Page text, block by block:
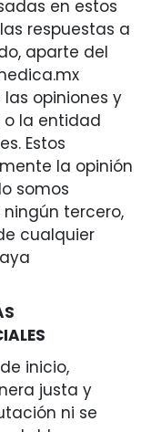
en estos
respuestas a
aparte del
opiniones y
o la entidad
Estos
la opinión
somos
tercero,
cualquier
inicio,
justa y
ni se